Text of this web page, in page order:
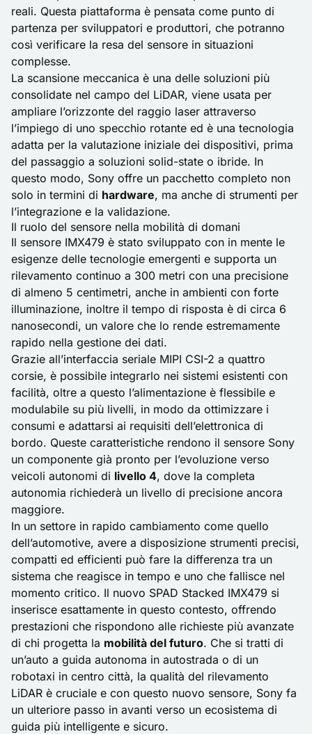
reali. Questa piattaforma è pensata come punto di
partenza per sviluppatori e produttori, che potranno
così verificare la resa del sensore in situazioni
complesse.
La scansione meccanica è una delle soluzioni più
consolidate nel campo del LiDAR, viene usata per
ampliare l’orizzonte del raggio laser attraverso
l’impiego di uno specchio rotante ed è una tecnologia
adatta per la valutazione iniziale dei dispositivi, prima
del passaggio a soluzioni solid-state o ibride. In
questo modo, Sony offre un pacchetto completo non
solo in termini di hardware, ma anche di strumenti per
l’integrazione e la validazione.
Il ruolo del sensore nella mobilità di domani
Il sensore IMX479 è stato sviluppato con in mente le
esigenze delle tecnologie emergenti e supporta un
rilevamento continuo a 300 metri con una precisione
di almeno 5 centimetri, anche in ambienti con forte
illuminazione, inoltre il tempo di risposta è di circa 6
nanosecondi, un valore che lo rende estremamente
rapido nella gestione dei dati.
Grazie all’interfaccia seriale MIPI CSI-2 a quattro
corsie, è possibile integrarlo nei sistemi esistenti con
facilità, oltre a questo l’alimentazione è flessibile e
modulabile su più livelli, in modo da ottimizzare i
consumi e adattarsi ai requisiti dell’elettronica di
bordo. Queste caratteristiche rendono il sensore Sony
un componente già pronto per l’evoluzione verso
veicoli autonomi di livello 4, dove la completa
autonomia richiederà un livello di precisione ancora
maggiore.
In un settore in rapido cambiamento come quello
dell’automotive, avere a disposizione strumenti precisi,
compatti ed efficienti può fare la differenza tra un
sistema che reagisce in tempo e uno che fallisce nel
momento critico. Il nuovo SPAD Stacked IMX479 si
inserisce esattamente in questo contesto, offrendo
prestazioni che rispondono alle richieste più avanzate
di chi progetta la mobilità del futuro. Che si tratti di
un’auto a guida autonoma in autostrada o di un
robotaxi in centro città, la qualità del rilevamento
LiDAR è cruciale e con questo nuovo sensore, Sony fa
un ulteriore passo in avanti verso un ecosistema di
guida più intelligente e sicuro.